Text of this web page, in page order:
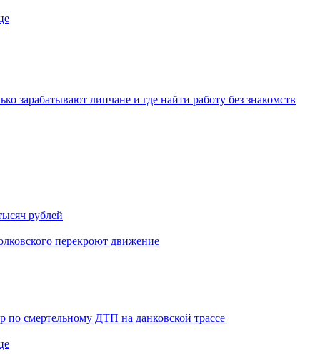
зарабатывают липчане и где найти работу без знакомств
рублей
перекроют движение
по смертельному ДТП на данковской трассе